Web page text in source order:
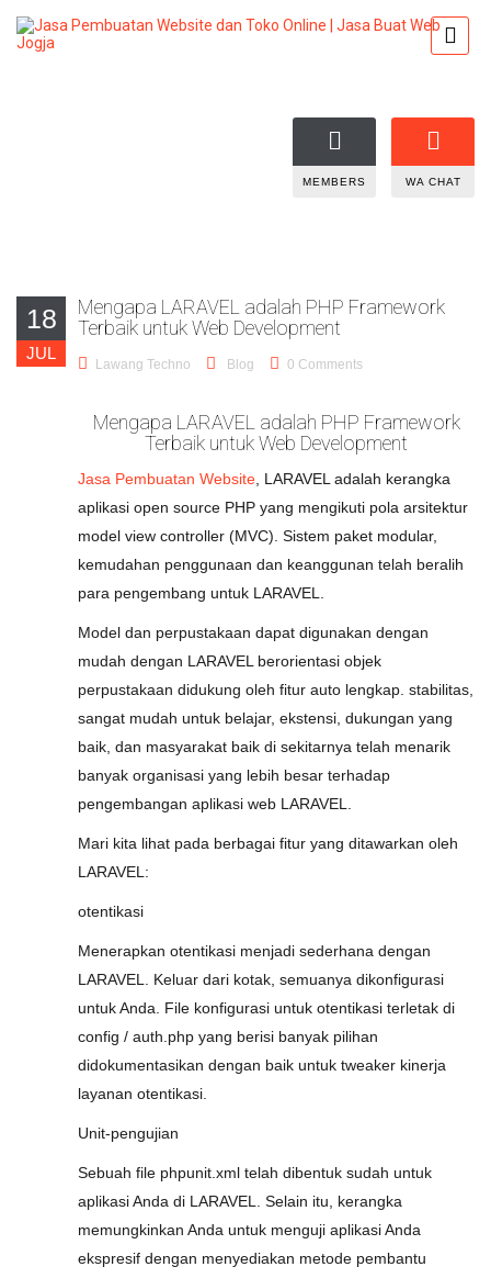
MEMBERS WA CHAT
18
JUL
Mengapa LARAVEL adalah PHP Framework
Terbaik untuk Web Development
Lawang Techno Blog 0 Comments
Mengapa LARAVEL adalah PHP Framework
Terbaik untuk Web Development
Jasa Pembuatan Website , LARAVEL adalah kerangka
aplikasi open source PHP yang mengikuti pola arsitektur
model view controller (MVC). Sistem paket modular,
kemudahan penggunaan dan keanggunan telah beralih
para pengembang untuk LARAVEL.
Model dan perpustakaan dapat digunakan dengan
mudah dengan LARAVEL berorientasi objek
perpustakaan didukung oleh fitur auto lengkap. stabilitas,
sangat mudah untuk belajar, ekstensi, dukungan yang
baik, dan masyarakat baik di sekitarnya telah menarik
banyak organisasi yang lebih besar terhadap
pengembangan aplikasi web LARAVEL.
Mari kita lihat pada berbagai fitur yang ditawarkan oleh
LARAVEL:
otentikasi
Menerapkan otentikasi menjadi sederhana dengan
LARAVEL. Keluar dari kotak, semuanya dikonfigurasi
untuk Anda. File konfigurasi untuk otentikasi terletak di
config / auth.php yang berisi banyak pilihan
didokumentasikan dengan baik untuk tweaker kinerja
layanan otentikasi.
Unit-pengujian
Sebuah file phpunit.xml telah dibentuk sudah untuk
aplikasi Anda di LARAVEL. Selain itu, kerangka
memungkinkan Anda untuk menguji aplikasi Anda
ekspresif dengan menyediakan metode pembantu